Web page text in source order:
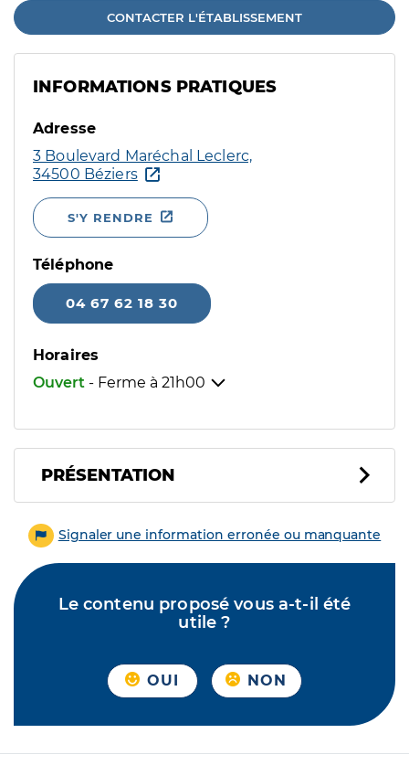
CONTACTER L'ÉTABLISSEMENT
INFORMATIONS PRATIQUES
Adresse
3 Boulevard Maréchal Leclerc,
34500 Béziers
S'Y RENDRE
Téléphone
04 67 62 18 30
Horaires
Ouvert - Ferme à 21h00
PRÉSENTATION
Signaler une information erronée ou manquante
Le contenu proposé vous a-t-il été
utile ?
OUI NON